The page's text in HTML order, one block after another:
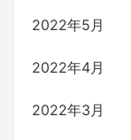
2022年5月
2022年4月
2022年3月